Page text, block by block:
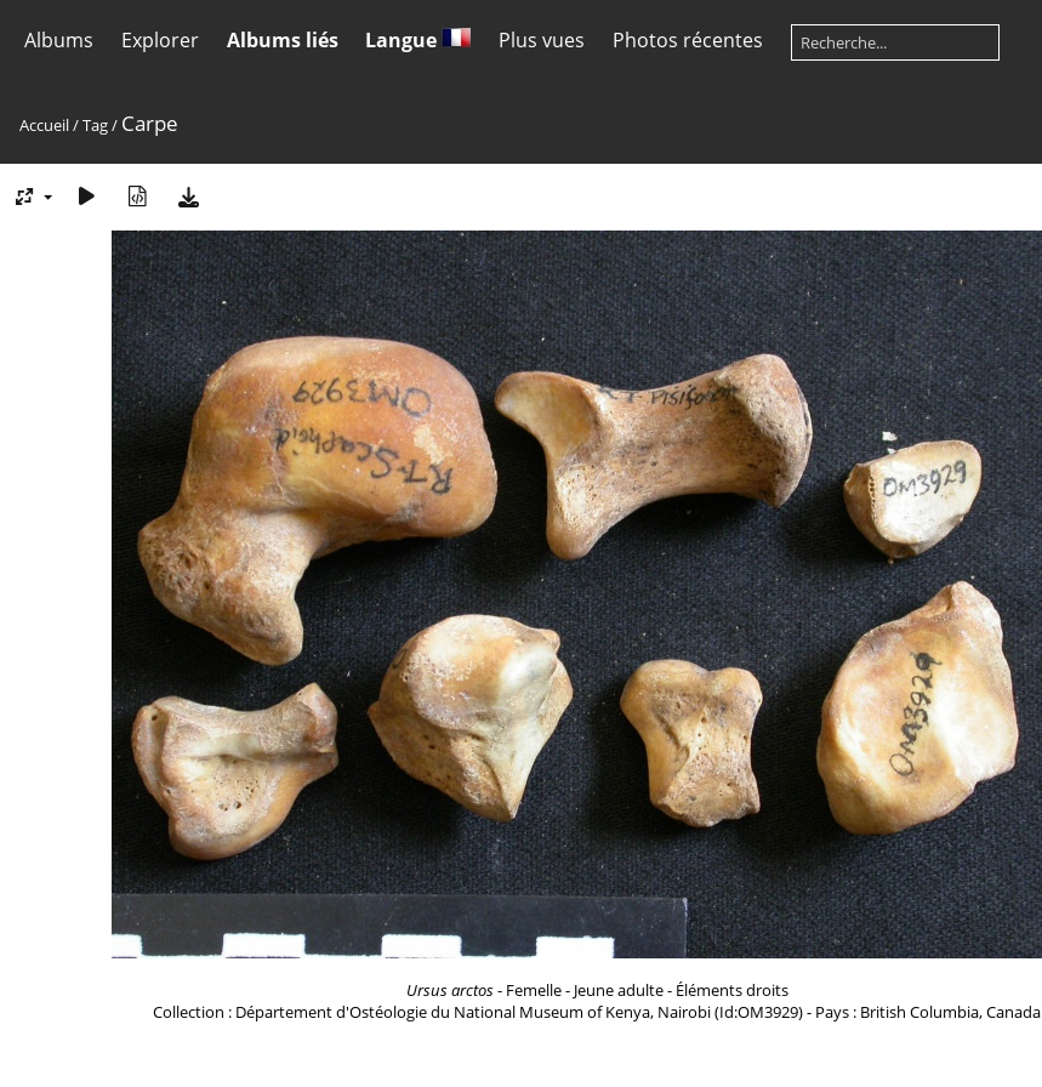
Albums Explorer Albums liés Langue Plus vues Photos récentes
Accueil/Tag/ Carpe
Ursus arctos- Femelle - Jeune adulte - Éléments droits
Collection : Département d'Ostéologie du National Museum of Kenya, Nairobi (Id:OM3929) - Pays : British Columbia, Canada